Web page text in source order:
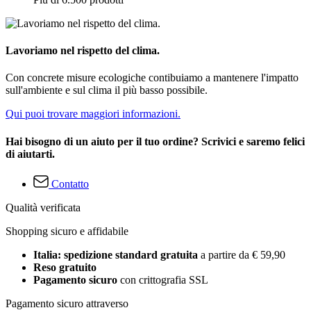
Lavoriamo nel rispetto del clima.
Con concrete misure ecologiche contibuiamo a mantenere l'impatto
sull'ambiente e sul clima il più basso possibile.
Qui puoi trovare maggiori informazioni.
Hai bisogno di un aiuto per il tuo ordine? Scrivici e saremo felici
di aiutarti.
Contatto
Qualità verificata
Shopping sicuro e affidabile
Italia: spedizione standard gratuita a partire da € 59,90
Reso gratuito
Pagamento sicuro con crittografia SSL
Pagamento sicuro attraverso